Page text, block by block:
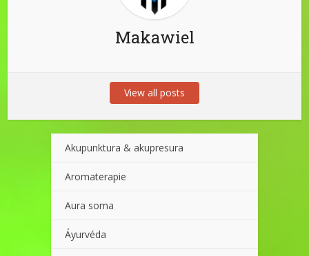
Makawiel
View all posts
Akupunktura & akupresura
Aromaterapie
Aura soma
Áyurvéda